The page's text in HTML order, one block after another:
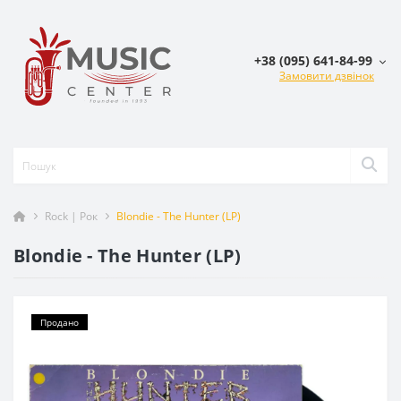
+38 (095) 641-84-99
Замовити дзвінок
Rock | Рок Blondie - The Hunter (LP)
Blondie - The Hunter (LP)
Продано